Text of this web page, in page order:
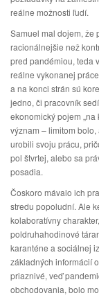
reálne možnosti ľudí.
Samuel mal dojem, že
racionálnejšie než
pred pandémiou, teda
reálne vykonanej
a na konci strán sú
jedno, či pracovník
ekonomický pojem
význam – limitom
urobili svoju prácu,
pol štvrtej, alebo sa
posadia.
Čoskoro mávalo ich
stredu popoludní. Ale
kolaboratívny
poldruhahodinové
karanténe a sociálnej
základných informácií
priaznivé, veď
obchodovania, bolo